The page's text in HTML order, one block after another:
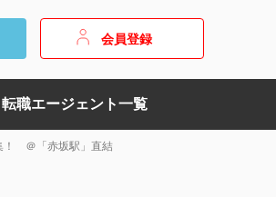
会員登録
転職エージェント一覧
！ ＠「赤坂駅」直結